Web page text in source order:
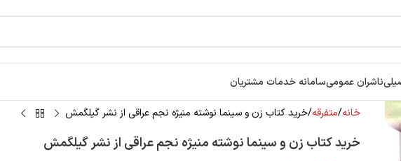
ناشران عمومیسامانه خدمات مشتریان
خانه متفرقه خرید کتاب زن و سینما نوشته منیژه نجم عراقی از نشر گیلگمش
خرید کتاب زن و سینما نوشته منیژه نجم عراقی از نشر گیلگمش